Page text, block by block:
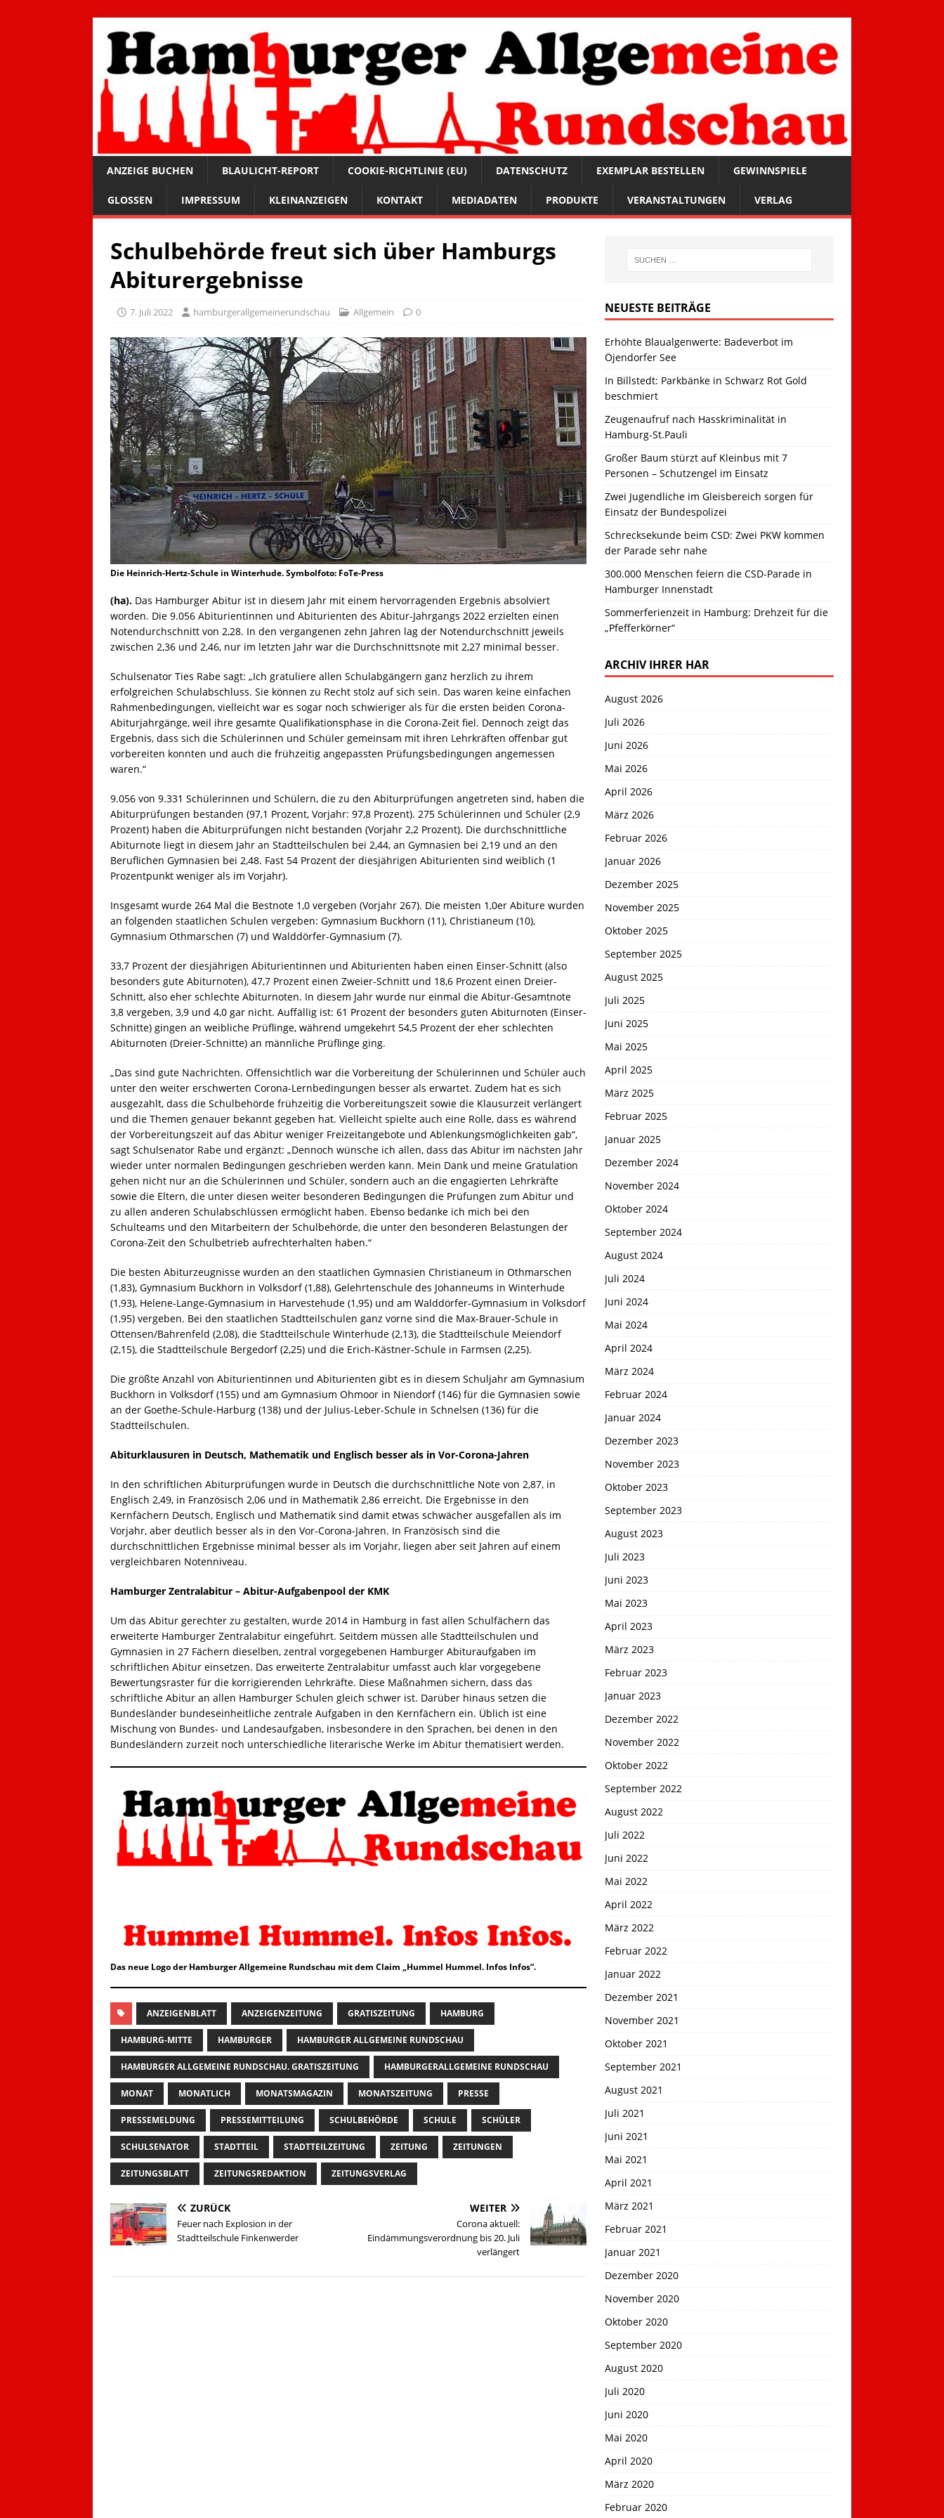
ANZEIGE BUCHEN BLAULICHT-REPORT COOKIE-RICHTLINIE (EU) DATENSCHUTZ EXEMPLAR BESTELLEN GEWINNSPIELE
GLOSSEN IMPRESSUM KLEINANZEIGEN KONTAKT MEDIADATEN PRODUKTE VERANSTALTUNGEN VERLAG
Schulbehörde freut sich über Hamburgs
Abiturergebnisse
7. Juli 2022 hamburgerallgemeinerundschau Allgemein 0
Die Heinrich-Hertz-Schule in Winterhude. Symbolfoto: FoTe-Press
(ha). Das Hamburger Abitur ist in diesem Jahr mit einem hervorragenden Ergebnis absolviert
worden. Die 9.056 Abiturientinnen und Abiturienten des Abitur-Jahrgangs 2022 erzielten einen
Notendurchschnitt von 2,28. In den vergangenen zehn Jahren lag der Notendurchschnitt jeweils
zwischen 2,36 und 2,46, nur im letzten Jahr war die Durchschnittsnote mit 2,27 minimal besser.
Schulsenator Ties Rabe sagt: „Ich gratuliere allen Schulabgängern ganz herzlich zu ihrem
erfolgreichen Schulabschluss. Sie können zu Recht stolz auf sich sein. Das waren keine einfachen
Rahmenbedingungen, vielleicht war es sogar noch schwieriger als für die ersten beiden Corona-
Abiturjahrgänge, weil ihre gesamte Qualifikationsphase in die Corona-Zeit fiel. Dennoch zeigt das
Ergebnis, dass sich die Schülerinnen und Schüler gemeinsam mit ihren Lehrkräften offenbar gut
vorbereiten konnten und auch die frühzeitig angepassten Prüfungsbedingungen angemessen
waren.“
9.056 von 9.331 Schülerinnen und Schülern, die zu den Abiturprüfungen angetreten sind, haben die
Abiturprüfungen bestanden (97,1 Prozent, Vorjahr: 97,8 Prozent). 275 Schülerinnen und Schüler (2,9
Prozent) haben die Abiturprüfungen nicht bestanden (Vorjahr 2,2 Prozent). Die durchschnittliche
Abiturnote liegt in diesem Jahr an Stadtteilschulen bei 2,44, an Gymnasien bei 2,19 und an den
Beruflichen Gymnasien bei 2,48. Fast 54 Prozent der diesjährigen Abiturienten sind weiblich (1
Prozentpunkt weniger als im Vorjahr).
Insgesamt wurde 264 Mal die Bestnote 1,0 vergeben (Vorjahr 267). Die meisten 1,0er Abiture wurden
an folgenden staatlichen Schulen vergeben: Gymnasium Buckhorn (11), Christianeum (10),
Gymnasium Othmarschen (7) und Walddörfer-Gymnasium (7).
33,7 Prozent der diesjährigen Abiturientinnen und Abiturienten haben einen Einser-Schnitt (also
besonders gute Abiturnoten), 47,7 Prozent einen Zweier-Schnitt und 18,6 Prozent einen Dreier-
Schnitt, also eher schlechte Abiturnoten. In diesem Jahr wurde nur einmal die Abitur-Gesamtnote
3,8 vergeben, 3,9 und 4,0 gar nicht. Auffällig ist: 61 Prozent der besonders guten Abiturnoten (Einser-
Schnitte) gingen an weibliche Prüflinge, während umgekehrt 54,5 Prozent der eher schlechten
Abiturnoten (Dreier-Schnitte) an männliche Prüflinge ging.
„Das sind gute Nachrichten. Offensichtlich war die Vorbereitung der Schülerinnen und Schüler auch
unter den weiter erschwerten Corona-Lernbedingungen besser als erwartet. Zudem hat es sich
ausgezahlt, dass die Schulbehörde frühzeitig die Vorbereitungszeit sowie die Klausurzeit verlängert
und die Themen genauer bekannt gegeben hat. Vielleicht spielte auch eine Rolle, dass es während
der Vorbereitungszeit auf das Abitur weniger Freizeitangebote und Ablenkungsmöglichkeiten gab“,
sagt Schulsenator Rabe und ergänzt: „Dennoch wünsche ich allen, dass das Abitur im nächsten Jahr
wieder unter normalen Bedingungen geschrieben werden kann. Mein Dank und meine Gratulation
gehen nicht nur an die Schülerinnen und Schüler, sondern auch an die engagierten Lehrkräfte
sowie die Eltern, die unter diesen weiter besonderen Bedingungen die Prüfungen zum Abitur und
zu allen anderen Schulabschlüssen ermöglicht haben. Ebenso bedanke ich mich bei den
Schulteams und den Mitarbeitern der Schulbehörde, die unter den besonderen Belastungen der
Corona-Zeit den Schulbetrieb aufrechterhalten haben.“
Die besten Abiturzeugnisse wurden an den staatlichen Gymnasien Christianeum in Othmarschen
(1,83), Gymnasium Buckhorn in Volksdorf (1,88), Gelehrtenschule des Johanneums in Winterhude
(1,93), Helene-Lange-Gymnasium in Harvestehude (1,95) und am Walddörfer-Gymnasium in Volksdorf
(1,95) vergeben. Bei den staatlichen Stadtteilschulen ganz vorne sind die Max-Brauer-Schule in
Ottensen/Bahrenfeld (2,08), die Stadtteilschule Winterhude (2,13), die Stadtteilschule Meiendorf
(2,15), die Stadtteilschule Bergedorf (2,25) und die Erich-Kästner-Schule in Farmsen (2,25).
Die größte Anzahl von Abiturientinnen und Abiturienten gibt es in diesem Schuljahr am Gymnasium
Buckhorn in Volksdorf (155) und am Gymnasium Ohmoor in Niendorf (146) für die Gymnasien sowie
an der Goethe-Schule-Harburg (138) und der Julius-Leber-Schule in Schnelsen (136) für die
Stadtteilschulen.
Abiturklausuren in Deutsch, Mathematik und Englisch besser als in Vor-Corona-Jahren
In den schriftlichen Abiturprüfungen wurde in Deutsch die durchschnittliche Note von 2,87, in
Englisch 2,49, in Französisch 2,06 und in Mathematik 2,86 erreicht. Die Ergebnisse in den
Kernfächern Deutsch, Englisch und Mathematik sind damit etwas schwächer ausgefallen als im
Vorjahr, aber deutlich besser als in den Vor-Corona-Jahren. In Französisch sind die
durchschnittlichen Ergebnisse minimal besser als im Vorjahr, liegen aber seit Jahren auf einem
vergleichbaren Notenniveau.
Hamburger Zentralabitur – Abitur-Aufgabenpool der KMK
Um das Abitur gerechter zu gestalten, wurde 2014 in Hamburg in fast allen Schulfächern das
erweiterte Hamburger Zentralabitur eingeführt. Seitdem müssen alle Stadtteilschulen und
Gymnasien in 27 Fächern dieselben, zentral vorgegebenen Hamburger Abituraufgaben im
schriftlichen Abitur einsetzen. Das erweiterte Zentralabitur umfasst auch klar vorgegebene
Bewertungsraster für die korrigierenden Lehrkräfte. Diese Maßnahmen sichern, dass das
schriftliche Abitur an allen Hamburger Schulen gleich schwer ist. Darüber hinaus setzen die
Bundesländer bundeseinheitliche zentrale Aufgaben in den Kernfächern ein. Üblich ist eine
Mischung von Bundes- und Landesaufgaben, insbesondere in den Sprachen, bei denen in den
Bundesländern zurzeit noch unterschiedliche literarische Werke im Abitur thematisiert werden.
Das neue Logo der Hamburger Allgemeine Rundschau mit dem Claim „Hummel Hummel. Infos Infos“.
ANZEIGENBLATT ANZEIGENZEITUNG GRATISZEITUNG HAMBURG
HAMBURG-MITTE HAMBURGER HAMBURGER ALLGEMEINE RUNDSCHAU
HAMBURGER ALLGEMEINE RUNDSCHAU. GRATISZEITUNG HAMBURGERALLGEMEINE RUNDSCHAU
MONAT MONATLICH MONATSMAGAZIN MONATSZEITUNG PRESSE
PRESSEMELDUNG PRESSEMITTEILUNG SCHULBEHÖRDE SCHULE SCHÜLER
SCHULSENATOR STADTTEIL STADTTEILZEITUNG ZEITUNG ZEITUNGEN
ZEITUNGSBLATT ZEITUNGSREDAKTION ZEITUNGSVERLAG
ZURÜCK
Feuer nach Explosion in der
Stadtteilschule Finkenwerder
WEITER
Corona aktuell:
Eindämmungsverordnung bis 20. Juli
verlängert
NEUESTE BEITRÄGE
Erhöhte Blaualgenwerte: Badeverbot im
Öjendorfer See
In Billstedt: Parkbänke in Schwarz Rot Gold
beschmiert
Zeugenaufruf nach Hasskriminalität in
Hamburg-St.Pauli
Großer Baum stürzt auf Kleinbus mit 7
Personen – Schutzengel im Einsatz
Zwei Jugendliche im Gleisbereich sorgen für
Einsatz der Bundespolizei
Schrecksekunde beim CSD: Zwei PKW kommen
der Parade sehr nahe
300.000 Menschen feiern die CSD-Parade in
Hamburger Innenstadt
Sommerferienzeit in Hamburg: Drehzeit für die
„Pfefferkörner“
ARCHIV IHRER HAR
August 2026
Juli 2026
Juni 2026
Mai 2026
April 2026
März 2026
Februar 2026
Januar 2026
Dezember 2025
November 2025
Oktober 2025
September 2025
August 2025
Juli 2025
Juni 2025
Mai 2025
April 2025
März 2025
Februar 2025
Januar 2025
Dezember 2024
November 2024
Oktober 2024
September 2024
August 2024
Juli 2024
Juni 2024
Mai 2024
April 2024
März 2024
Februar 2024
Januar 2024
Dezember 2023
November 2023
Oktober 2023
September 2023
August 2023
Juli 2023
Juni 2023
Mai 2023
April 2023
März 2023
Februar 2023
Januar 2023
Dezember 2022
November 2022
Oktober 2022
September 2022
August 2022
Juli 2022
Juni 2022
Mai 2022
April 2022
März 2022
Februar 2022
Januar 2022
Dezember 2021
November 2021
Oktober 2021
September 2021
August 2021
Juli 2021
Juni 2021
Mai 2021
April 2021
März 2021
Februar 2021
Januar 2021
Dezember 2020
November 2020
Oktober 2020
September 2020
August 2020
Juli 2020
Juni 2020
Mai 2020
April 2020
März 2020
Februar 2020